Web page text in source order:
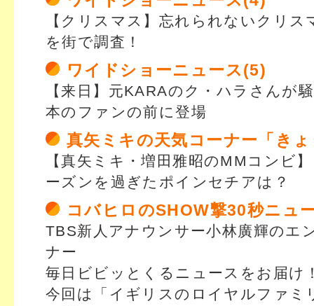
【クリスマス】忘れられないクリス
を街で調査！
ワイドショーニュース(5)
【来日】元KARAのク・ハラさんが
本のファンの前に登場
真矢ミキの天気コーナー「き
【真矢ミキ・増田雅昭のMMコンビ
ーズンを過ぎたポインセチアは？
コバヒロのSHOW撃30秒ニュ
TBS新人アナウンサー小林廣輝のエ
ナー
毎日ビビッとくるニュースをお届け
今回は「イギリスのロイヤルファミ